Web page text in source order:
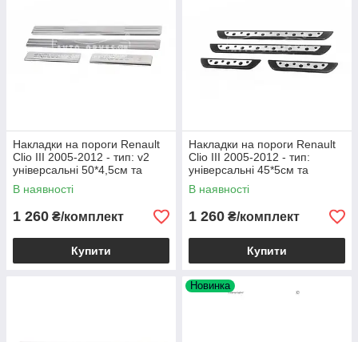
Накладки на пороги Renault
Clio III 2005-2012 - тип: v2
універсальні 50*4,5см та
21*4,5см
В наявності
1 260 ₴/комплект
Купити
Накладки на пороги Renault
Clio III 2005-2012 - тип:
універсальні 45*5см та
23*4,5см
В наявності
1 260 ₴/комплект
Купити
Новинка